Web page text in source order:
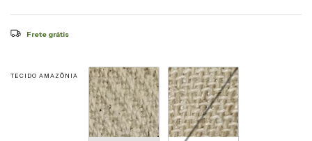
Frete grátis
TECIDO AMAZÔNIA